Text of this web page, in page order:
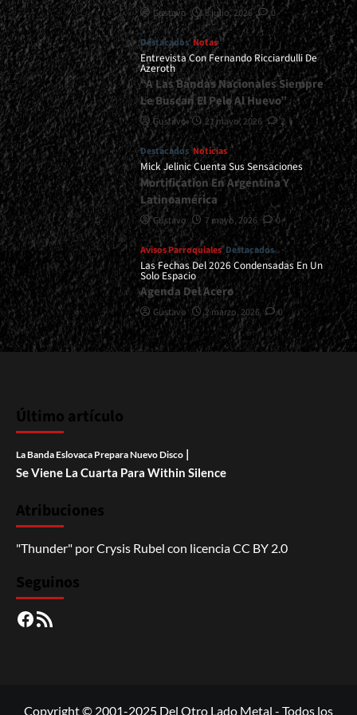
Gustavo 8 julio, 2026 0
Destacados Notas
Entrevista Con Fernando Ricciardulli De
Azeroth
“A Las Bandas Nacionales Siempre
Le Buscan El Pelo Al Huevo”
Gustavo 21 mayo, 2026 2
Destacados Noticias
Mick Jelinic Cuenta Sus Sensaciones
Mortification En Argentina Y
Latinoamérica
Gustavo 7 mayo, 2026 0
Avisos Parroquiales Destacados
Las Fechas Del 2026 Condensadas En Un
Solo Espacio
Agenda Del Acero
Gustavo 2 marzo, 2026 0
Último artículo
La Banda Eslovaca Prepara Nuevo Disco |
Se Viene La Cuarta Para Within Silence
Atribuciones
"Thunder" porCrysis Rubel con licenciaCC BY 2.0
Seguinos
Facebook
RSS
Copyright © 2001-2025 Del Otro Lado Metal - Todos los